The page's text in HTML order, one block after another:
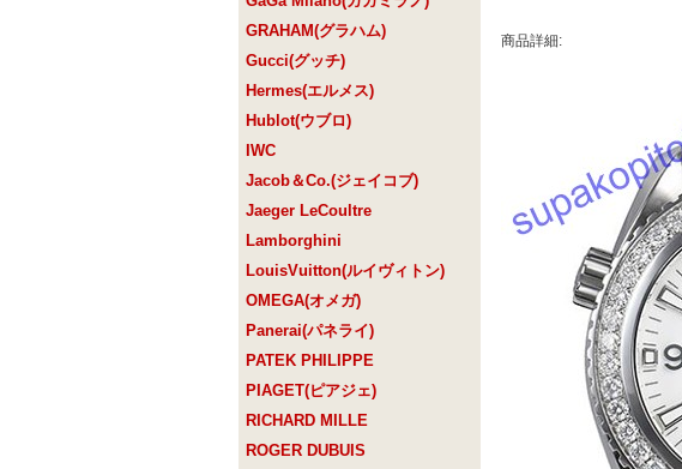
GRAHAM(グラハム)
Gucci(グッチ)
Hermes(エルメス)
Hublot(ウブロ)
IWC
Jacob＆Co.(ジェイコブ)
Jaeger LeCoultre
Lamborghini
LouisVuitton(ルイヴィトン)
OMEGA(オメガ)
Panerai(パネライ)
PATEK PHILIPPE
PIAGET(ピアジェ)
RICHARD MILLE
ROGER DUBUIS
商品詳細: